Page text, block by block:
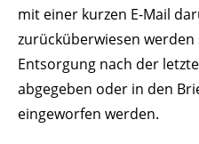
mit einer kurzen E-Mail
zurücküberwiesen
Entsorgung nach der
abgegeben oder in den
eingeworfen werden.